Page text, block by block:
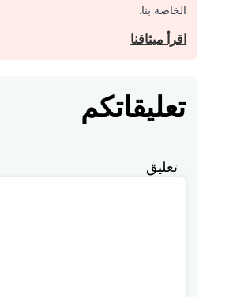
الخاصة بنا.
اقرأ ميثاقنا
تعليقاتكم
تعليق